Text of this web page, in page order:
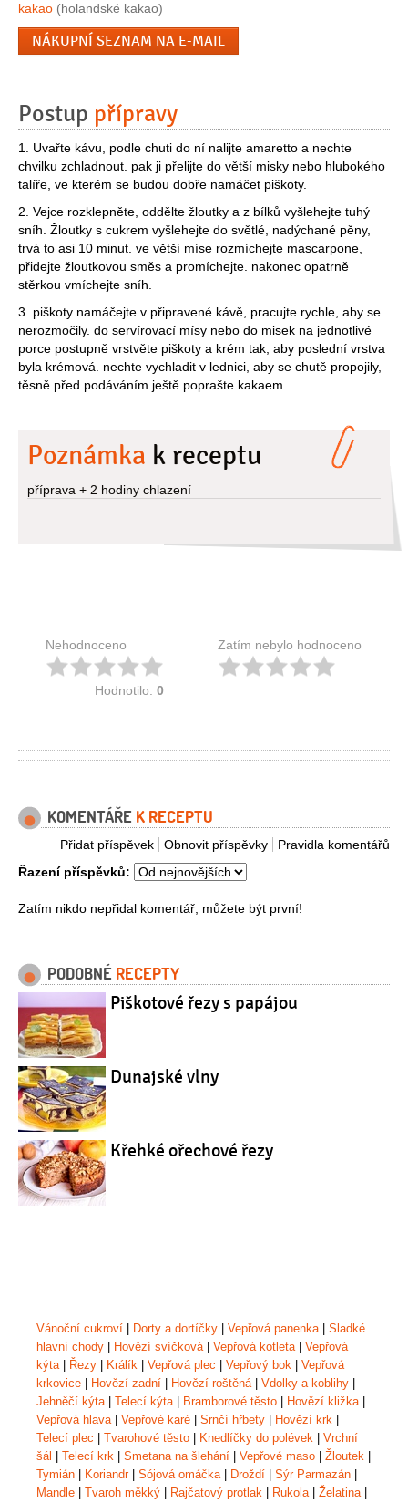
kakao (holandské kakao)
NÁKUPNÍ SEZNAM NA E-MAIL
Postup přípravy
1. Uvařte kávu, podle chuti do ní nalijte amaretto a nechte
chvilku zchladnout. pak ji přelijte do větší misky nebo hlubokého
talíře, ve kterém se budou dobře namáčet piškoty.
2. Vejce rozklepněte, oddělte žloutky a z bílků vyšlehejte tuhý
sníh. Žloutky s cukrem vyšlehejte do světlé, nadýchané pěny,
trvá to asi 10 minut. ve větší míse rozmíchejte mascarpone,
přidejte žloutkovou směs a promíchejte. nakonec opatrně
stěrkou vmíchejte sníh.
3. piškoty namáčejte v připravené kávě, pracujte rychle, aby se
nerozmočily. do servírovací mísy nebo do misek na jednotlivé
porce postupně vrstvěte piškoty a krém tak, aby poslední vrstva
byla krémová. nechte vychladit v lednici, aby se chutě propojily,
těsně před podáváním ještě poprašte kakaem.
Poznámka k receptu
příprava + 2 hodiny chlazení
Nehodnoceno
Hodnotilo: 0
Zatím nebylo hodnoceno
KOMENTÁŘE K RECEPTU
Pravidla komentářů
Obnovit příspěvky
Přidat příspěvek
Řazení příspěvků:
Zatím nikdo nepřidal komentář, můžete být první!
PODOBNÉ RECEPTY
Piškotové řezy s papájou
Dunajské vlny
Křehké ořechové řezy
Vánoční cukroví Dorty a dortíčky Vepřová panenka| Sladké
hlavní chody
Hovězí svíčková| Vepřová kotleta| Vepřová
kýta| Řezy Králík Vepřová plec Vepřový bok
Vepřová
krkovice
Hovězí zadní Hovězí roštěná| Vdolky a koblihy
Jehněčí kýta| Telecí kýta| Bramborové těsto Hovězí kližka|
Vepřová hlava| Vepřové karé Srnčí hřbety Hovězí krk
Telecí plec
Tvarohové těsto Knedlíčky do polévek
Vrchní
šál
Telecí krk Smetana na šlehání Vepřové maso Žloutek
Tymián
Koriandr| Sójová omáčka| Droždí Sýr Parmazán
Mandle
Tvaroh měkký Rajčatový protlak Rukola| Želatina|